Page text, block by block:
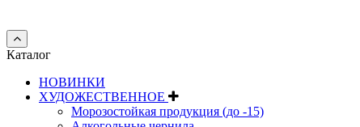
Каталог
НОВИНКИ
ХУДОЖЕСТВЕННОЕ
Морозостойкая продукция (до -15)